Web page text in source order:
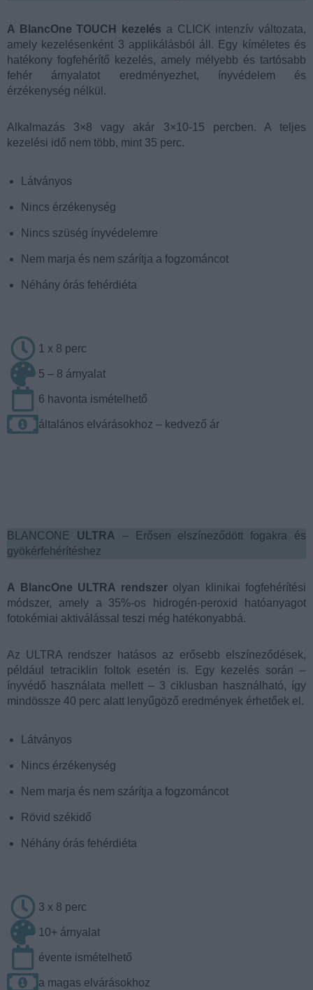
A BlancOne TOUCH kezelés a CLICK intenzív változata,
amely kezelésenként 3 applikálásból áll. Egy kíméletes és
hatékony fogfehérítő kezelés, amely mélyebb és tartósabb
fehér árnyalatot eredményezhet, ínyvédelem és
érzékenység nélkül.
Alkalmazás 3×8 vagy akár 3×10-15 percben. A teljes
kezelési idő nem több, mint 35 perc.
Látványos
Nincs érzékenység
Nincs szüség ínyvédelemre
Nem marja és nem szárítja a fogzománcot
Néhány órás fehérdiéta
1 x 8 perc
5 – 8 árnyalat
6 havonta ismételhető
általános elvárásokhoz – kedvező ár
BLANCONE ULTRA – Erősen elszíneződött fogakra és
gyökérfehérítéshez
A BlancOne ULTRA rendszerolyan klinikai fogfehérítési
módszer, amely a 35%-os hidrogén-peroxid hatóanyagot
fotokémiai aktiválással teszi még hatékonyabbá.
Az ULTRA rendszer hatásos az erősebb elszíneződések,
például tetraciklin foltok esetén is. Egy kezelés során –
ínyvédő használata mellett – 3 ciklusban használható, így
mindössze 40 perc alatt lenyűgöző eredmények érhetőek el.
Látványos
Nincs érzékenység
Nem marja és nem szárítja a fogzománcot
Rövid székidő
Néhány órás fehérdiéta
3 x 8 perc
10+ árnyalat
évente ismételhető
a magas elvárásokhoz